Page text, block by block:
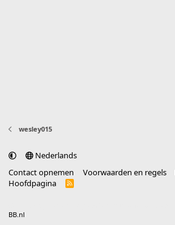
wesley015
Nederlands
Contact opnemen
Voorwaarden en regels
Hoofdpagina
R
BB.nl